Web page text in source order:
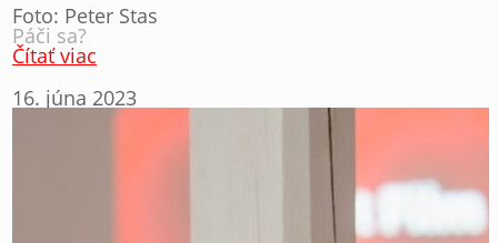
Foto: Peter Stas
Páči sa?
Čítať viac
16. júna 2023